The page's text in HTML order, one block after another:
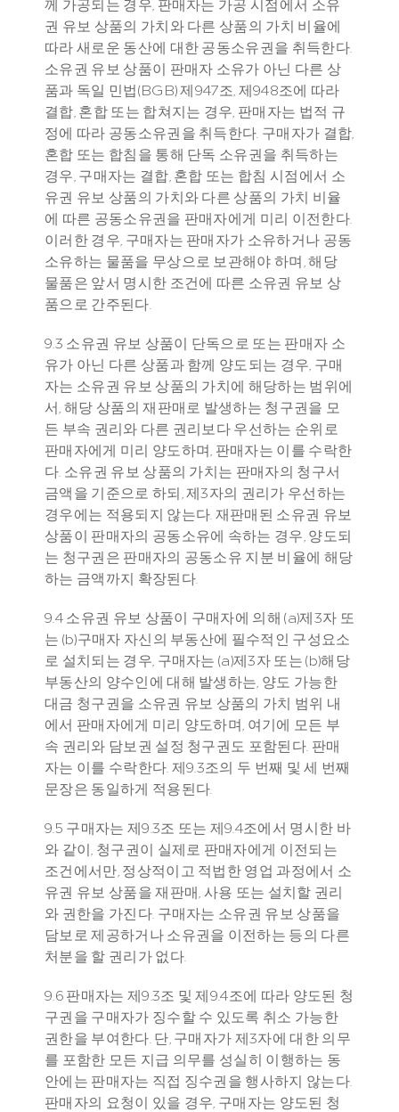
권 유보 상품의 가치와 다른 상품의 가치 비율에
따라 새로운 동산에 대한 공동소유권을 취득한다.
소유권 유보 상품이 판매자 소유가 아닌 다른 상
품과 독일 민법(BGB) 제947조, 제948조에 따라
결합, 혼합 또는 합쳐지는 경우, 판매자는 법적 규
정에 따라 공동소유권을 취득한다. 구매자가 결합,
혼합 또는 합침을 통해 단독 소유권을 취득하는
경우, 구매자는 결합, 혼합 또는 합침 시점에서 소
유권 유보 상품의 가치와 다른 상품의 가치 비율
에 따른 공동소유권을 판매자에게 미리 이전한다.
이러한 경우, 구매자는 판매자가 소유하거나 공동
소유하는 물품을 무상으로 보관해야 하며, 해당
물품은 앞서 명시한 조건에 따른 소유권 유보 상
품으로 간주된다.
9.3 소유권 유보 상품이 단독으로 또는 판매자 소
유가 아닌 다른 상품과 함께 양도되는 경우, 구매
자는 소유권 유보 상품의 가치에 해당하는 범위에
서, 해당 상품의 재판매로 발생하는 청구권을 모
든 부속 권리와 다른 권리보다 우선하는 순위로
판매자에게 미리 양도하며, 판매자는 이를 수락한
다. 소유권 유보 상품의 가치는 판매자의 청구서
금액을 기준으로 하되, 제3자의 권리가 우선하는
경우에는 적용되지 않는다. 재판매된 소유권 유보
상품이 판매자의 공동소유에 속하는 경우, 양도되
는 청구권은 판매자의 공동소유 지분 비율에 해당
하는 금액까지 확장된다.
9.4 소유권 유보 상품이 구매자에 의해 (a)제3자 또
는 (b)구매자 자신의 부동산에 필수적인 구성요소
로 설치되는 경우, 구매자는 (a)제3자 또는 (b)해당
부동산의 양수인에 대해 발생하는, 양도 가능한
대금 청구권을 소유권 유보 상품의 가치 범위 내
에서 판매자에게 미리 양도하며, 여기에 모든 부
속 권리와 담보권 설정 청구권도 포함된다. 판매
자는 이를 수락한다. 제9.3조의 두 번째 및 세 번째
문장은 동일하게 적용된다.
9.5 구매자는 제9.3조 또는 제9.4조에서 명시한 바
와 같이, 청구권이 실제로 판매자에게 이전되는
조건에서만, 정상적이고 적법한 영업 과정에서 소
유권 유보 상품을 재판매, 사용 또는 설치할 권리
와 권한을 가진다. 구매자는 소유권 유보 상품을
담보로 제공하거나 소유권을 이전하는 등의 다른
처분을 할 권리가 없다.
9.6 판매자는 제9.3조 및 제9.4조에 따라 양도된 청
구권을 구매자가 징수할 수 있도록 취소 가능한
권한을 부여한다. 단, 구매자가 제3자에 대한 의무
를 포함한 모든 지급 의무를 성실히 이행하는 동
안에는 판매자는 직접 징수권을 행사하지 않는다.
판매자의 요청이 있을 경우, 구매자는 양도된 청